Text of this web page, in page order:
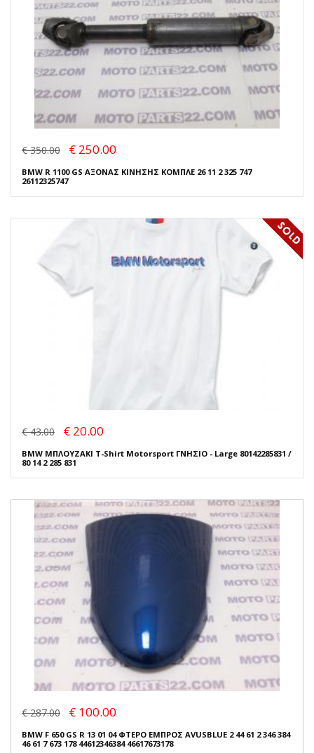
€ 350.00 € 250.00
BMW R 1100 GS ΑΞΟΝΑΣ ΚΙΝΗΣΗΣ ΚΟΜΠΛΕ 26 11 2 325 747
26112325747
€ 43.00 € 20.00
BMW ΜΠΛΟΥΖΑΚΙ T-Shirt Motorsport ΓΝΗΣΙΟ - Large 80142285831 /
80 14 2 285 831
€ 287.00 € 100.00
BMW F 650 GS R 13 01 04 ΦΤΕΡΟ ΕΜΠΡΟΣ AVUSBLUE 2 44 61 2 346 384
46 61 7 673 178 44612346384 46617673178